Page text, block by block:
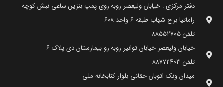
دفتر مرکزی : خیابان ولیعصر روبه روی پمپ بنزین ساعی نبش کوچه
راماتیا برج شهاب طبقه ۶ واحد ۶۰۸
تلفن ۸۸۵۵۲۷۰۵
خیابان ولیعصر خیابان توانیر روبه رو بیمارستان دی پلاک ۶
تلفن ۸۸۷۷۲۴۰۳
میدان ونک اتوبان حقانی بلوار کتابخانه ملی